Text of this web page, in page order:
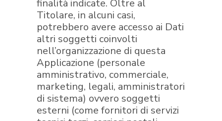
finalità indicate. Oltre al
Titolare, in alcuni casi,
potrebbero avere accesso ai Dati
altri soggetti coinvolti
nell’organizzazione di questa
Applicazione (personale
amministrativo, commerciale,
marketing, legali, amministratori
di sistema) ovvero soggetti
esterni (come fornitori di servizi